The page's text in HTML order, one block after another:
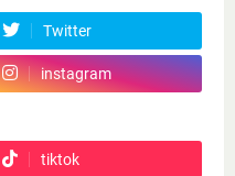
Twitter
instagram
tiktok